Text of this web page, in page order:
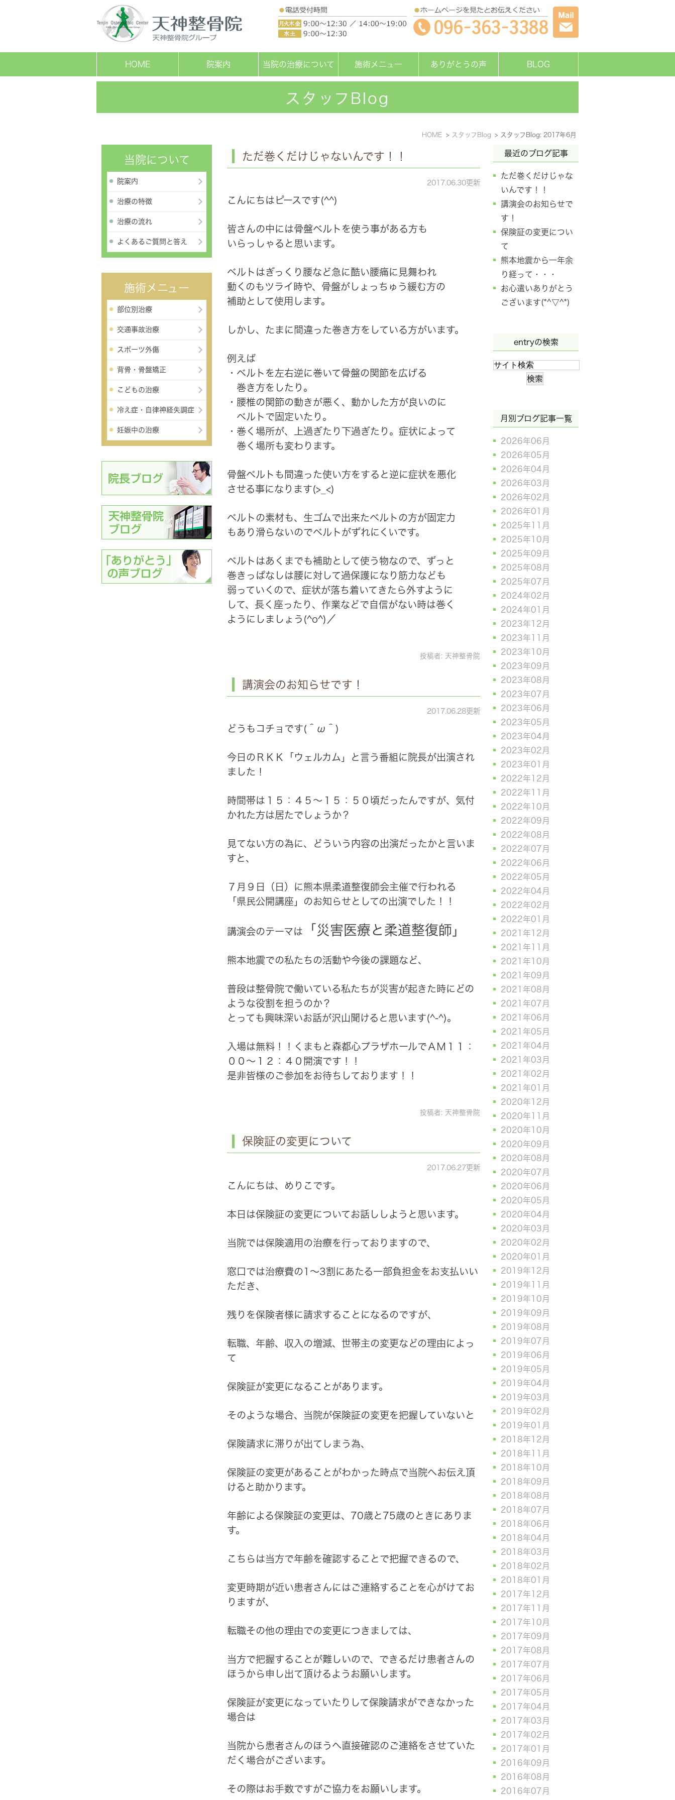
HOME 院案内 当院の治療について 施術メニュー ありがとうの声 BLOG
スタッフBlog
HOME スタッフBlog スタッフBlog: 2017年6月
ただ巻くだけじゃないんです！！
2017.06.30更新
こんにちはピースです(^^)
皆さんの中には骨盤ベルトを使う事がある方も
いらっしゃると思います。
ベルトはぎっくり腰など急に酷い腰痛に見舞われ
動くのもツライ時や、骨盤がしょっちゅう緩む方の
補助として使用します。
しかし、たまに間違った巻き方をしている方がいます。
例えば
・ベルトを左右逆に巻いて骨盤の関節を広げる
巻き方をしたり。
・腰椎の関節の動きが悪く、動かした方が良いのに
ベルトで固定いたり。
・巻く場所が、上過ぎたり下過ぎたり。症状によって
巻く場所も変わります。
骨盤ベルトも間違った使い方をすると逆に症状を悪化
させる事になります(>_<)
ベルトの素材も、生ゴムで出来たベルトの方が固定力
もあり滑らないのでベルトがずれにくいです。
ベルトはあくまでも補助として使う物なので、ずっと
巻きっぱなしは腰に対して過保護になり筋力なども
弱っていくので、症状が落ち着いてきたら外すように
して、長く座ったり、作業などで自信がない時は巻く
ようにしましょう(^o^)／
投稿者: 天神整骨院
講演会のお知らせです！
2017.06.28更新
どうもコチョです(＾ω＾)
今日のＲＫＫ「ウェルカム」と言う番組に院長が出演され
ました！
時間帯は１５：４５～１５：５０頃だったんですが、気付
かれた方は居たでしょうか？
見てない方の為に、どういう内容の出演だったかと言いま
すと、
７月９日（日）に熊本県柔道整復師会主催で行われる
「県民公開講座」のお知らせとしての出演でした！！
講演会のテーマは 「災害医療と柔道整復師」
熊本地震での私たちの活動や今後の課題など、
普段は整骨院で働いている私たちが災害が起きた時にどの
ような役割を担うのか？
とっても興味深いお話が沢山聞けると思います(^-^)。
入場は無料！！くまもと森都心プラザホールでＡＭ１１：
００～１２：４０開演です！！
是非皆様のご参加をお待ちしております！！
投稿者: 天神整骨院
保険証の変更について
2017.06.27更新
こんにちは、めりこです。
本日は保険証の変更についてお話ししようと思います。
当院では保険適用の治療を行っておりますので、
窓口では治療費の1～3割にあたる一部負担金をお支払いい
ただき、
残りを保険者様に請求することになるのですが、
転職、年齢、収入の増減、世帯主の変更などの理由によっ
て
保険証が変更になることがあります。
そのような場合、当院が保険証の変更を把握していないと
保険請求に滞りが出てしまう為、
保険証の変更があることがわかった時点で当院へお伝え頂
けると助かります。
年齢による保険証の変更は、70歳と75歳のときにありま
す。
こちらは当方で年齢を確認することで把握できるので、
変更時期が近い患者さんにはご連絡することを心がけてお
りますが、
転職その他の理由での変更につきましては、
当方で把握することが難しいので、できるだけ患者さんの
ほうから申し出て頂けるようお願いします。
保険証が変更になっていたりして保険請求ができなかった
場合は
当院から患者さんのほうへ直接確認のご連絡をさせていた
だく場合がございます。
その際はお手数ですがご協力をお願いします。
最近のブログ記事
ただ巻くだけじゃな
いんです！！
講演会のお知らせで
す！
保険証の変更につい
て
熊本地震から一年余
り経って・・・
お心遣いありがとう
ございます(*^▽^*)
entryの検索
月別ブログ記事一覧
2026年06月
2026年05月
2026年04月
2026年03月
2026年02月
2026年01月
2025年11月
2025年10月
2025年09月
2025年08月
2025年07月
2024年02月
2024年01月
2023年12月
2023年11月
2023年10月
2023年09月
2023年08月
2023年07月
2023年06月
2023年05月
2023年04月
2023年02月
2023年01月
2022年12月
2022年11月
2022年10月
2022年09月
2022年08月
2022年07月
2022年06月
2022年05月
2022年04月
2022年02月
2022年01月
2021年12月
2021年11月
2021年10月
2021年09月
2021年08月
2021年07月
2021年06月
2021年05月
2021年04月
2021年03月
2021年02月
2021年01月
2020年12月
2020年11月
2020年10月
2020年09月
2020年08月
2020年07月
2020年06月
2020年05月
2020年04月
2020年03月
2020年02月
2020年01月
2019年12月
2019年11月
2019年10月
2019年09月
2019年08月
2019年07月
2019年06月
2019年05月
2019年04月
2019年03月
2019年02月
2019年01月
2018年12月
2018年11月
2018年10月
2018年09月
2018年08月
2018年07月
2018年06月
2018年04月
2018年03月
2018年02月
2018年01月
2017年12月
2017年11月
2017年10月
2017年09月
2017年08月
2017年07月
2017年06月
2017年05月
2017年04月
2017年03月
2017年02月
2017年01月
2016年09月
2016年08月
2016年07月
当院について
院案内
治療の特徴
治療の流れ
よくあるご質問と答え
施術メニュー
部位別治療
交通事故治療
スポーツ外傷
背骨・骨盤矯正
こどもの治療
冷え症・自律神経失調症
妊娠中の治療